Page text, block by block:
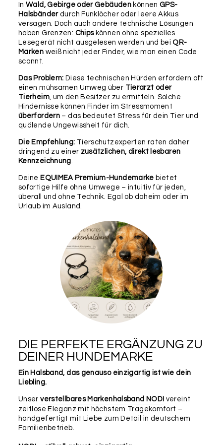
als Upgrade.
Befestigung
SCHLÜSSELRING
RUND
25MM
LEDERBÄNDCHEN
Wichtig:Bitte überprüfe nochmals alle Angaben in
diesem Formular auf ihre Richtigkeit, da wir diese 1:1
für die Produktion übernehmen und keine weiteren
Rückfragen, Prüfungen oder Korrekturen
vornehmen können. Für etwaige Fehler in deinen
Angaben können wir leider keine Haftung
InWald, Gebirge oder Gebäuden können GPS-
Halsbänderdurch Funklöcher oder leere Akkus
versagen. Doch auch andere technische Lösungen
haben Grenzen: Chipskönnen ohne spezielles
Lesegerät nicht ausgelesen werden und beiQR-
Marken weiß nicht jeder Finder, wie man einen Code
scannt.
Das Problem: Diese technischen Hürden erfordern oft
einen mühsamen Umweg über Tierarzt oder
Tierheim, um den Besitzer zu ermitteln. Solche
Hindernisse können Finder im Stressmoment
überfordern – das bedeutet Stress für dein Tier und
quälende Ungewissheit für dich.
Die Empfehlung: Tierschutzexperten raten daher
dringend zu einer zusätzlichen, direkt lesbaren
Kennzeichnung.
Deine EQUIMEA Premium-Hundemarke bietet
sofortige Hilfe ohne Umwege – intuitiv für jeden,
überall und ohne Technik. Egal ob daheim oder im
Urlaub im Ausland.
DIE PERFEKTE ERGÄNZUNG ZU
DEINER HUNDEMARKE
Ein Halsband, das genauso einzigartig ist wie dein
Liebling.
Unser verstellbares Markenhalsband NODI vereint
zeitlose Eleganz mit höchstem Tragekomfort –
handgefertigt mit Liebe zum Detail in deutschem
Familienbetrieb.